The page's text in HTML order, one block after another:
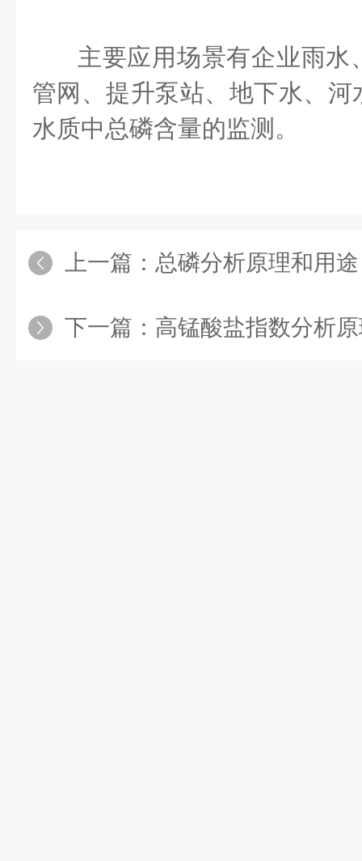
主要应用场景有企业雨水
管网、提升泵站、地下水、
水质中总磷含量的监测。
上一篇： 总磷分析原理和用途
下一篇： 高锰酸盐指数分析